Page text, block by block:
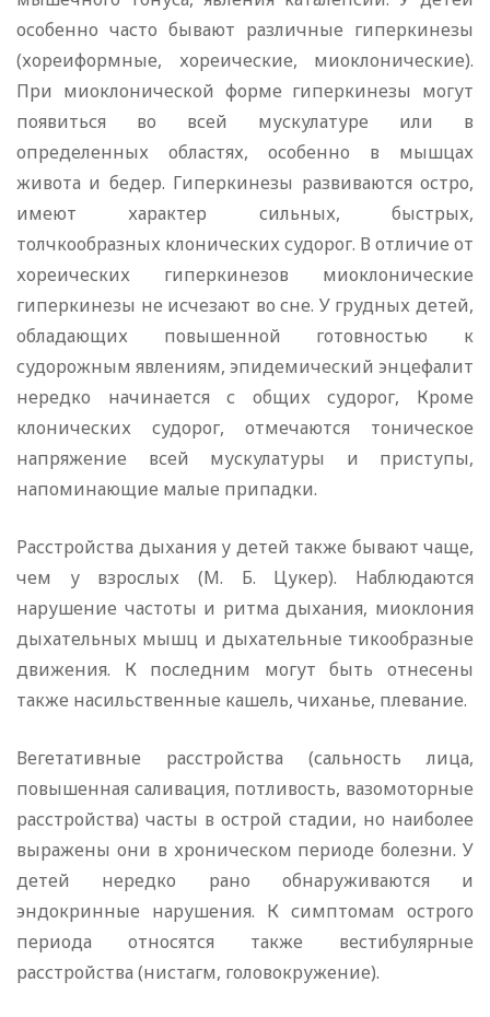
особенно часто бывают различные гиперкинезы
(хореиформные, хореические, миоклонические).
При миоклонической форме гиперкинезы могут
появиться во всей мускулатуре или в
определенных областях, особенно в мышцах
живота и бедер. Гиперкинезы развиваются остро,
имеют характер сильных, быстрых,
толчкообразных клонических судорог. В отличие от
хореических гиперкинезов миоклонические
гиперкинезы не исчезают во сне. У грудных детей,
обладающих повышенной готовностью к
судорожным явлениям, эпидемический энцефалит
нередко начинается с общих судорог, Кроме
клонических судорог, отмечаются тоническое
напряжение всей мускулатуры и приступы,
напоминающие малые припадки.
Расстройства дыхания у детей также бывают чаще,
чем у взрослых (М. Б. Цукер). Наблюдаются
нарушение частоты и ритма дыхания, миоклония
дыхательных мышц и дыхательные тикообразные
движения. К последним могут быть отнесены
также насильственные кашель, чиханье, плевание.
Вегетативные расстройства (сальность лица,
повышенная саливация, потливость, вазомоторные
расстройства) часты в острой стадии, но наиболее
выражены они в хроническом периоде болезни. У
детей нередко рано обнаруживаются и
эндокринные нарушения. К симптомам острого
периода относятся также вестибулярные
расстройства (нистагм, головокружение).